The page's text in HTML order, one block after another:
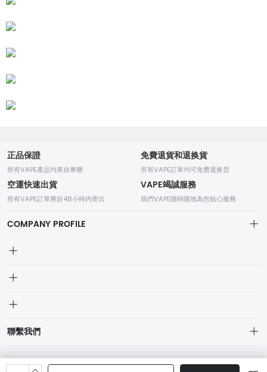
正品保證
所有VAPE產品均來自專櫃
免費退貨和退换貨
所有VAPE訂單均可免费退换货
空運快速出貨
所有VAPE訂單將於48小時内寄出
VAPE竭誠服務
我們VAPE随時随地為您贴心服務
COMPANY PROFILE
我的訂單
個人中心
我的收藏
品牌列表
品牌列表
聯繫我們